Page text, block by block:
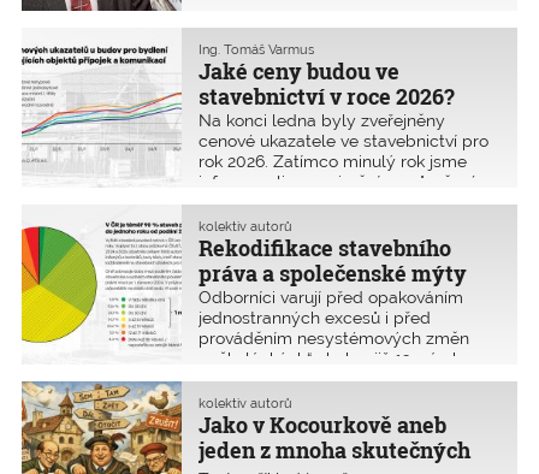
mimořádná a celoživotní profesní
činnost ve státním podniku Povodí
Vltavy i aktivní zapojení do zvládání
tisícileté povodně v roce 2002. Jeho
profesním heslem bylo, že každá
stavba musí splňovat základní
požadavky na stavby podle zákona
s respektováním příslušných norem.
Jaké ceny budou ve
stavebnictví v roce 2026?
Ing. Tomáš Varmus
Na konci ledna byly zveřejněny
cenové ukazatele ve stavebnictví pro
rok 2026. Zatímco minulý rok jsme
informovali o meziročním průměrném
nárůstu cenových ukazatelů přibližně
o 14 %, v roce 2025 byl cenový růst již
výrazně mírnější a pohybuje se spíše
v jednotkách procent. Například
u staveb pro bydlení se jedná o 6,5 %.
Rekodifikace stavebního
práva a společenské mýty
kolektiv autorů
Odborníci varují před opakováním
jednostranných excesů i před
prováděním nesystémových změn
a „školáckých“ chyb v již 13. návrhu
novely stavebního zákona (poslanecký
tisk 67/0). Další bezprecedentní
rozvolnění pravidel výstavby a nárůst
existujícího chaosu, k němuž
v posledních letech dochází,
Jako v Kocourkově aneb
jeden z mnoha skutečných
kolektiv autorů